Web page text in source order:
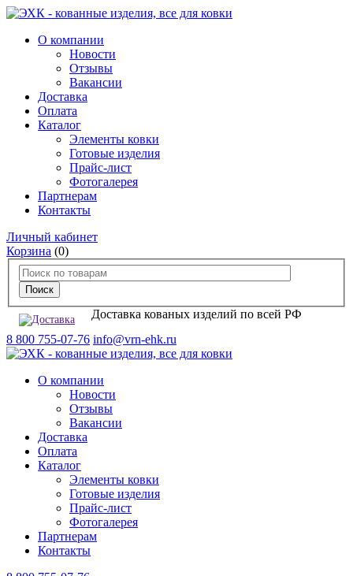
О компании
Новости
Отзывы
Вакансии
Доставка
Оплата
Каталог
Элементы ковки
Готовые изделия
Прайс-лист
Фотогалерея
Партнерам
Контакты
Личный кабинет
Корзина (0)
Доставка кованых изделий по всей РФ
8 800 755-07-76 info@vrn-ehk.ru
О компании
Новости
Отзывы
Вакансии
Доставка
Оплата
Каталог
Элементы ковки
Готовые изделия
Прайс-лист
Фотогалерея
Партнерам
Контакты